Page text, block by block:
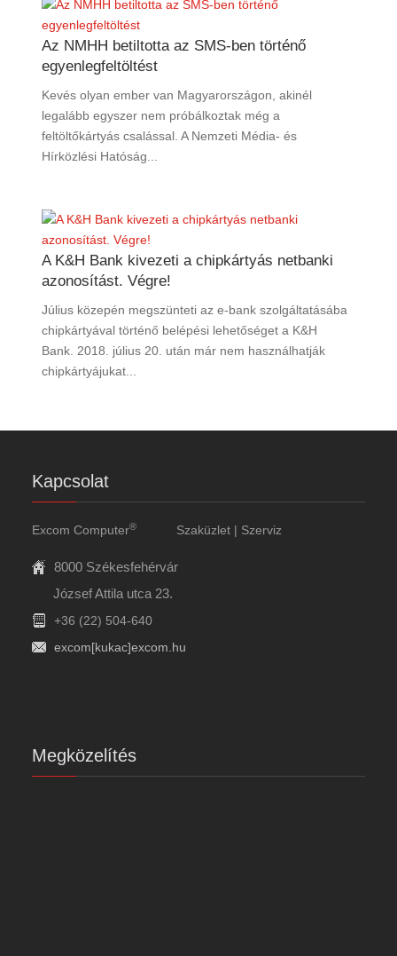
Az NMHH betiltotta az SMS-ben történő
egyenlegfeltöltést
Kevés olyan ember van Magyarországon, akinél
legalább egyszer nem próbálkoztak még a
feltöltőkártyás csalással. A Nemzeti Média- és
Hírközlési Hatóság...
A K&H Bank kivezeti a chipkártyás netbanki
azonosítást. Végre!
Július közepén megszünteti az e-bank szolgáltatásába
chipkártyával történő belépési lehetőséget a K&H
Bank. 2018. július 20. után már nem használhatják
chipkártyájukat...
Kapcsolat
Excom Computer® Szaküzlet | Szerviz
8000 Székesfehérvár
József Attila utca 23.
+36 (22) 504-640
excom[kukac]excom.hu
Megközelítés